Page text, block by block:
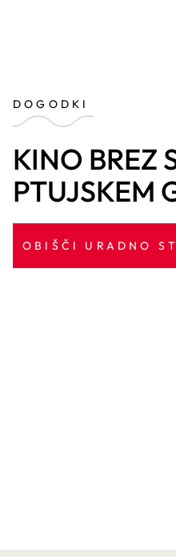
DOGODKI
KINO BREZ
PTUJSKEM
OBIŠČI URADNO